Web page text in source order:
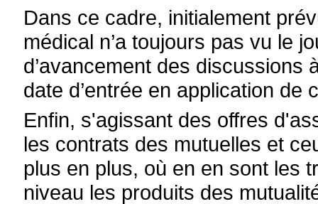
Dans ce cadre, initialement
médical n’a toujours pas vu le
d’avancement des
date d’entrée en application de
Enfin, s'agissant des offres
les contrats des mutuelles et
plus en plus, où en en sont les
niveau les produits des